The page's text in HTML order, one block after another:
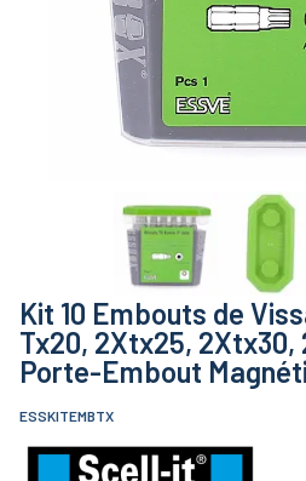
Kit 10 Embouts de
Tx20, 2Xtx25, 2Xtx30,
Porte-Embout
ESSKITEMBTX